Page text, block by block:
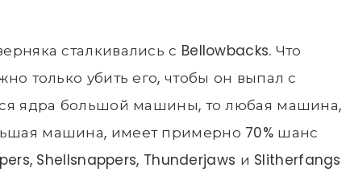
сталкивались с Bellowbacks. Что
только убить его, чтобы он выпал с
ядра большой машины, то любая машина,
машина, имеет примерно 70% шанс
Shellsnappers, Thunderjaws и Slitherfangs